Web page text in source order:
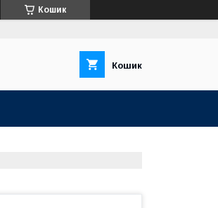
Кошик
Кошик